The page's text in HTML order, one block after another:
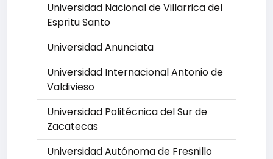
Universidad Nacional de Villarrica del
Espritu Santo
Universidad Anunciata
Universidad Internacional Antonio de
Valdivieso
Universidad Politécnica del Sur de
Zacatecas
Universidad Autónoma de Fresnillo